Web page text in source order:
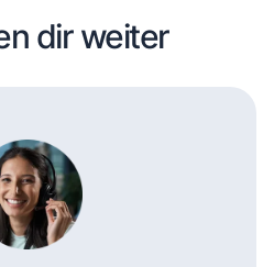
dir weiter